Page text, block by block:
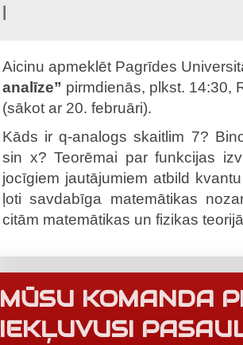
Aicinu apmeklēt Pagrīdes
analīze” pirmdienās, plkst. 14:30,
(sākot ar 20. februāri).
Kāds ir q-analogs skaitlim 7?
sin x? Teorēmai par funkcijas
jocīgiem jautājumiem atbild
ļoti savdabīga matemātikas
citām matemātikas un fizikas
MŪSU KOMANDA
IEKĻUVUSI